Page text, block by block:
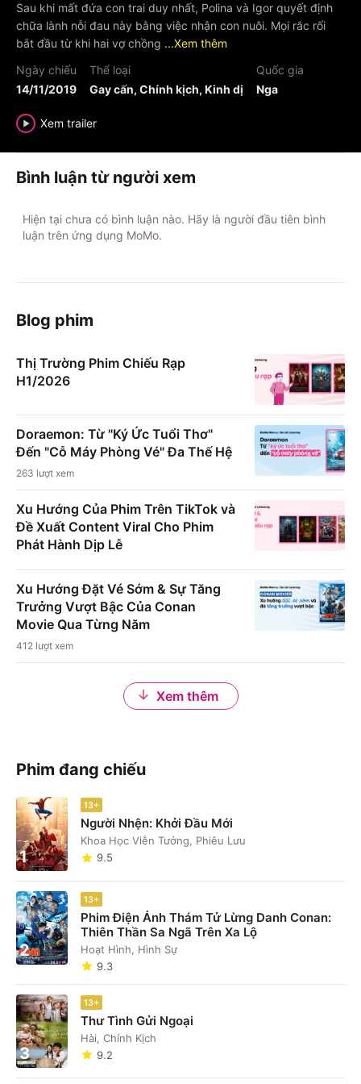
Sau khi mất đứa con trai duy nhất, Polina và Igor quyết định
chữa lành nỗi đau này bằng việc nhận con nuôi. Mọi rắc rối
bắt đầu từ khi hai vợ chồng ...Xem thêm
Ngày chiếu
14/11/2019
Thể loại
Gay cấn, Chính kịch, Kinh dị
Quốc gia
Nga
Xem trailer
Bình luận từ người xem
Hiện tại chưa có bình luận nào. Hãy là người đầu tiên bình
luận trên ứng dụng MoMo.
Blog phim
Thị Trường Phim Chiếu Rạp
H1/2026
Doraemon: Từ "Ký Ức Tuổi Thơ"
Đến "Cỗ Máy Phòng Vé" Đa Thế Hệ
263 lượt xem
Xu Hướng Của Phim Trên TikTok và
Đề Xuất Content Viral Cho Phim
Phát Hành Dịp Lễ
Xu Hướng Đặt Vé Sớm & Sự Tăng
Trưởng Vượt Bậc Của Conan
Movie Qua Từng Năm
412 lượt xem
Xem thêm
Phim đang chiếu
1
13+
Người Nhện: Khởi Đầu Mới
Khoa Học Viễn Tưởng, Phiêu Lưu
9.5
2
13+
Phim Điện Ảnh Thám Tử Lừng Danh Conan:
Thiên Thần Sa Ngã Trên Xa Lộ
Hoạt Hình, Hình Sự
9.3
3
13+
Thư Tình Gửi Ngoại
Hài, Chính Kịch
9.2